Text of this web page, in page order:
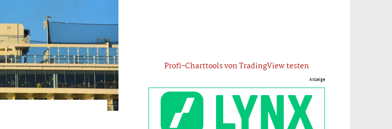
Profi-Charttools von TradingView testen
Anzeige